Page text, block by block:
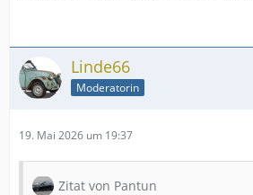
Linde66
Moderatorin
19. Mai 2026 um 19:37
Zitat von Pantun